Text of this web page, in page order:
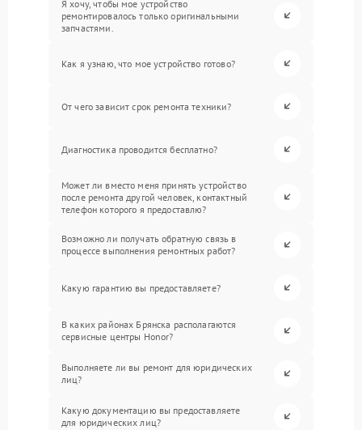
Я хочу, чтобы мое устройство
ремонтировалось только оригинальными
запчастями.
Как я узнаю, что мое устройство готово?
От чего зависит срок ремонта техники?
Диагностика проводится бесплатно?
Может ли вместо меня принять устройство
после ремонта другой человек, контактный
телефон которого я предоставлю?
Возможно ли получать обратную связь в
процессе выполнения ремонтных работ?
Какую гарантию вы предоставляете?
В каких районах Брянска располагаются
сервисные центры Honor?
Выполняете ли вы ремонт для юридических
лиц?
Какую документацию вы предоставляете
для юридических лиц?